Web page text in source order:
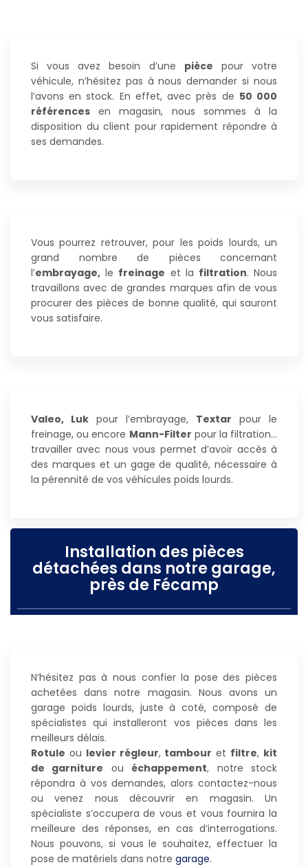
Si vous avez besoin d’une pièce pour votre
véhicule, n’hésitez pas à nous demander si nous
l’avons en stock. En effet, avec près de 50 000
références en magasin, nous sommes à la
disposition du client pour rapidement répondre à
ses demandes.
Vous pourrez retrouver, pour les poids lourds, un
grand nombre de pièces concernant
l’embrayage, le freinage et la filtration. Nous
travaillons avec de grandes marques afin de vous
procurer des pièces de bonne qualité, qui sauront
vous satisfaire.
Valeo, Luk pour l’embrayage, Textar pour le
freinage, ou encore Mann-Filter pour la filtration…
travailler avec nous vous permet d’avoir accès à
des marques et un gage de qualité, nécessaire à
la pérennité de vos véhicules poids lourds.
Installation des pièces
détachées dans notre garage,
près de Fécamp
N’hésitez pas à nous confier la pose des pièces
achetées dans notre magasin. Nous avons un
garage poids lourds, juste à coté, composé de
spécialistes qui installeront vos pièces dans les
meilleurs délais.
Rotule ou levier régleur, tambour et filtre, kit
de garniture ou échappement, notre stock
répondra à vos demandes, alors contactez-nous
ou venez nous découvrir en magasin. Un
spécialiste s’occupera de vous et vous fournira la
meilleure des réponses, en cas d’interrogations.
Nous pouvons, si vous le souhaitez, effectuer la
pose de matériels dans notre garage.